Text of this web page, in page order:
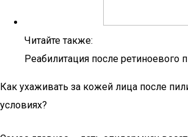
Читайте также:
Реабилитация после ретиноевого
Как ухаживать за кожей лица после
условиях?